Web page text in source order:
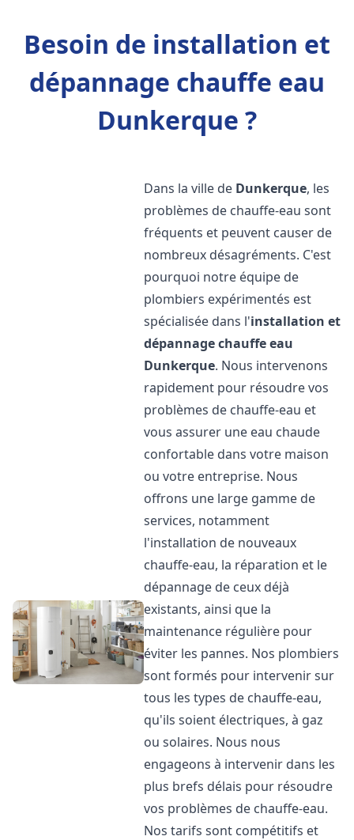
Besoin de installation et
dépannage chauffe eau
Dunkerque ?
Dans la ville de Dunkerque, les
problèmes de chauffe-eau sont
fréquents et peuvent causer de
nombreux désagréments. C'est
pourquoi notre équipe de
plombiers expérimentés est
spécialisée dans l'installation et
dépannage chauffe eau
Dunkerque. Nous intervenons
rapidement pour résoudre vos
problèmes de chauffe-eau et
vous assurer une eau chaude
confortable dans votre maison
ou votre entreprise. Nous
offrons une large gamme de
services, notamment
l'installation de nouveaux
chauffe-eau, la réparation et le
dépannage de ceux déjà
existants, ainsi que la
maintenance régulière pour
éviter les pannes. Nos plombiers
sont formés pour intervenir sur
tous les types de chauffe-eau,
qu'ils soient électriques, à gaz
ou solaires. Nous nous
engageons à intervenir dans les
plus brefs délais pour résoudre
vos problèmes de chauffe-eau.
Nos tarifs sont compétitifs et